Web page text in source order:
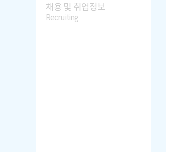
채용 및 취업정보
Recruiting